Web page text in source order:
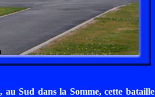
Sud dans la Somme, cette bataille